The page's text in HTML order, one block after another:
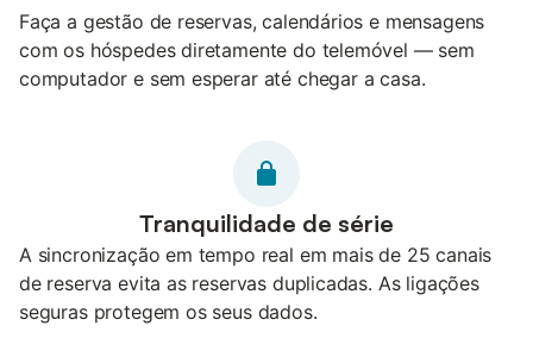
Faça a gestão de reservas, calendários e mensagens
com os hóspedes diretamente do telemóvel — sem
computador e sem esperar até chegar a casa.
Tranquilidade de série
A sincronização em tempo real em mais de 25 canais
de reserva evita as reservas duplicadas. As ligações
seguras protegem os seus dados.